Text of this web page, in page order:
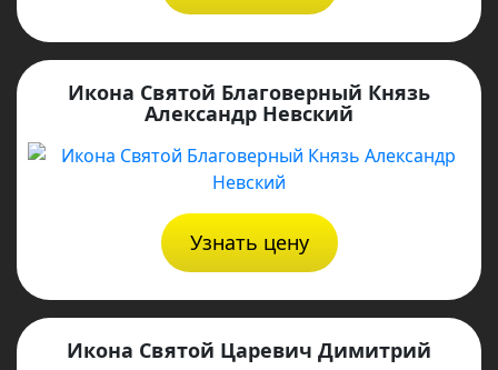
Икона Святой Благоверный Князь
Александр Невский
Узнать цену
Икона Святой Царевич Димитрий